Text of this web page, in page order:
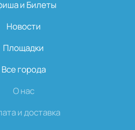
и Билеты
Новости
Площадки
Все города
О нас
и доставка